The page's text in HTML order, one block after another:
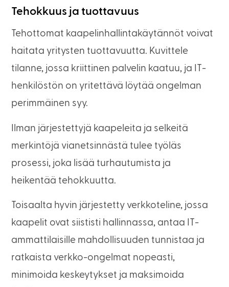
Tehokkuus ja tuottavuus
Tehottomat kaapelinhallintakäytännöt voivat
haitata yritysten tuottavuutta. Kuvittele
tilanne, jossa kriittinen palvelin kaatuu, ja IT-
henkilöstön on yritettävä löytää ongelman
perimmäinen syy.
Ilman järjestettyjä kaapeleita ja selkeitä
merkintöjä vianetsinnästä tulee työläs
prosessi, joka lisää turhautumista ja
heikentää tehokkuutta.
Toisaalta hyvin järjestetty verkkoteline, jossa
kaapelit ovat siististi hallinnassa, antaa IT-
ammattilaisille mahdollisuuden tunnistaa ja
ratkaista verkko-ongelmat nopeasti,
minimoida keskeytykset ja maksimoida